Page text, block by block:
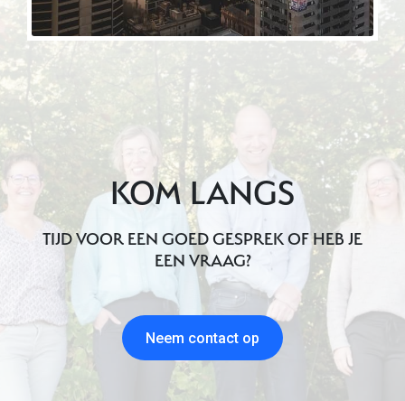
KOM LANGS
TIJD VOOR EEN GOED GESPREK OF HEB JE
EEN VRAAG?
Neem contact op